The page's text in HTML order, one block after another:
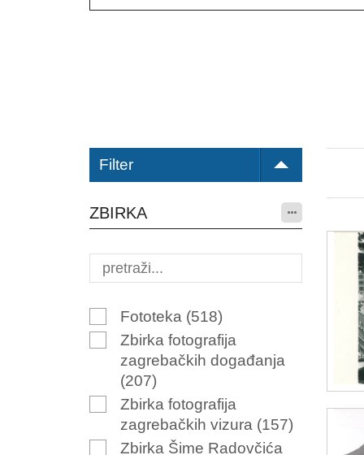
Filter
ZBIRKA
Fototeka (518)
Zbirka fotografija
zagrebačkih događanja
(207)
Zbirka fotografija
zagrebačkih vizura (157)
Zbirka Šime Radovčića